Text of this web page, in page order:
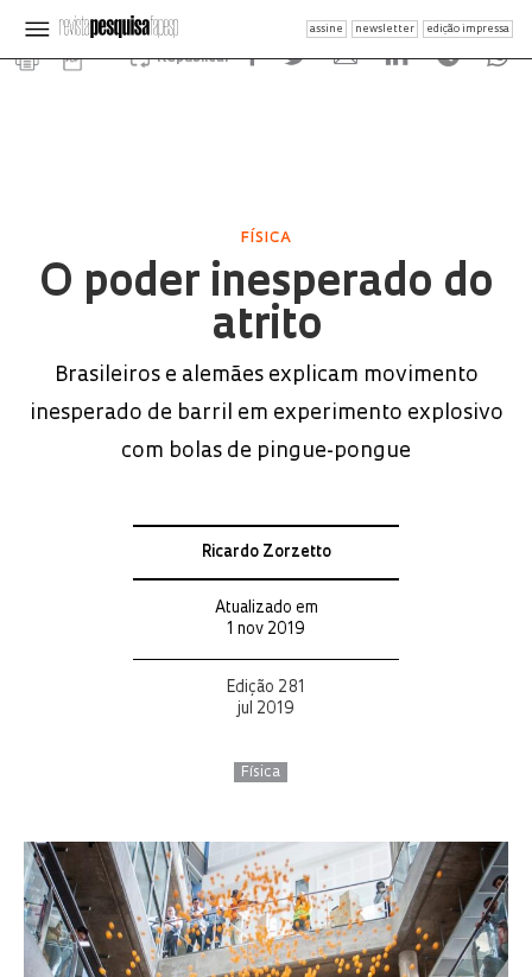
assine newsletter edição impressa
Republicar
FÍSICA
O poder inesperado do
atrito
Brasileiros e alemães explicam movimento
inesperado de barril em experimento explosivo
com bolas de pingue-pongue
Ricardo Zorzetto
Atualizado em
1 nov 2019
Edição 281
jul 2019
Física